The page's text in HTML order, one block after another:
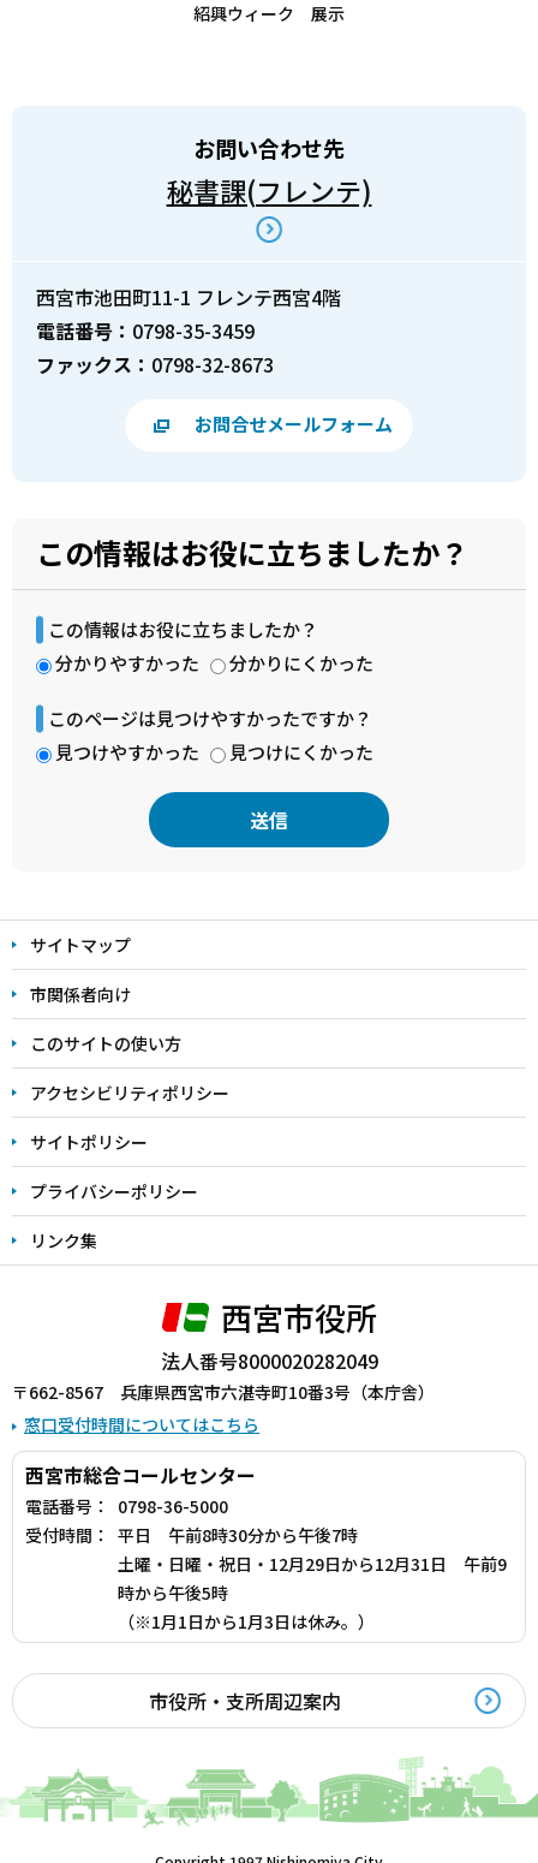
紹興ウィーク 展示
お問い合わせ先
秘書課(フレンテ)
西宮市池田町11-1 フレンテ西宮4階
電話番号： 0798-35-3459
ファックス： 0798-32-8673
お問合せメールフォーム
この情報はお役に立ちましたか？
この情報はお役に立ちましたか？
分かりやすかった
分かりにくかった
このページは見つけやすかったですか？
見つけやすかった
見つけにくかった
文
こ
こ
ま
サイトマップ
市関係者向け
このサイトの使い方
アクセシビリティポリシー
サイトポリシー
プライバシーポリシー
リンク集
西宮市役所
法人番号8000020282049
〒662-8567 兵庫県西宮市六湛寺町10番3号（本庁舎）
窓口受付時間についてはこちら
西宮市総合コールセンター
電話番号：
0798-36-5000
受付時間：
平日 午前8時30分から午後7時
土曜・日曜・祝日・12月29日から12月31日 午前9
時から午後5時
（※1月1日から1月3日は休み。）
市役所・支所周辺案内